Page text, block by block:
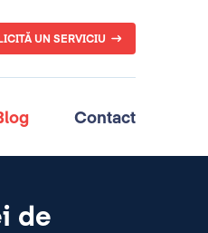
UN SERVICIU
Contact
de